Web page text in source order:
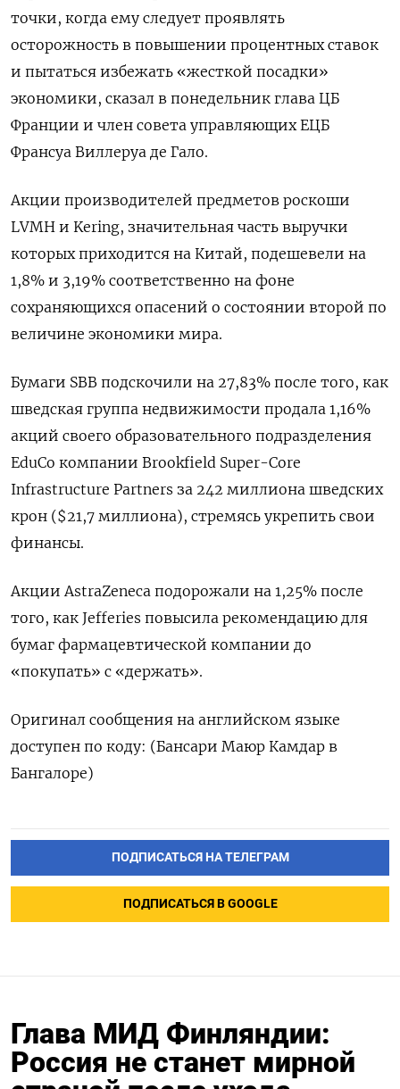
точки, когда ему следует проявлять
осторожность в повышении процентных ставок
и пытаться избежать «жесткой посадки»
экономики, сказал в понедельник глава ЦБ
Франции и член совета управляющих ЕЦБ
Франсуа Виллеруа де Гало.
Акции производителей предметов роскоши
LVMH и Kering, значительная часть выручки
которых приходится на Китай, подешевели на
1,8% и 3,19% соответственно на фоне
сохраняющихся опасений о состоянии второй по
величине экономики мира.
Бумаги SBB подскочили на 27,83% после того, как
шведская группа недвижимости продала 1,16%
акций своего образовательного подразделения
EduCo компании Brookfield Super-Core
Infrastructure Partners за 242 миллиона шведских
крон ($21,7 миллиона), стремясь укрепить свои
финансы.
Акции AstraZeneca подорожали на 1,25% после
того, как Jefferies повысила рекомендацию для
бумаг фармацевтической компании до
«покупать» с «держать».
Оригинал сообщения на английском языке
доступен по коду: (Бансари Маюр Камдар в
Бангалоре)
ПОДПИСАТЬСЯ НА ТЕЛЕГРАМ
ПОДПИСАТЬСЯ В GOOGLE
Глава МИД Финляндии:
Россия не станет мирной